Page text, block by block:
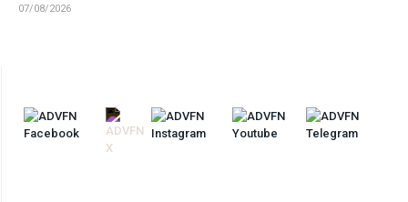
07/08/2026